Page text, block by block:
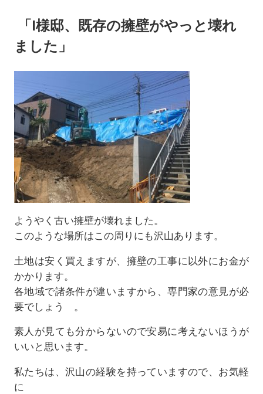
「I様邸、既存の擁壁がやっと壊れ
ました」
ようやく古い擁壁が壊れました。
このような場所はこの周りにも沢山あります。
土地は安く買えますが、擁壁の工事に以外にお金が
かかります。
各地域で諸条件が違いますから、専門家の意見が必
要でしょう 。
素人が見ても分からないので安易に考えないほうが
いいと思います。
私たちは、沢山の経験を持っていますので、お気軽
に